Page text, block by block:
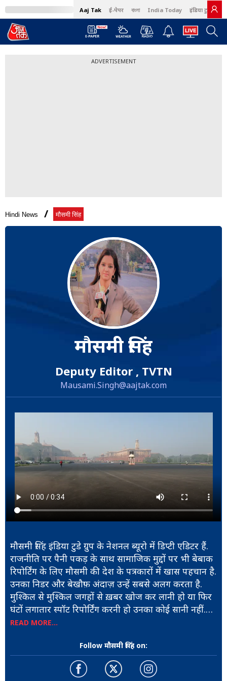
Aaj Tak ई-पेपर বাংলা India Today इंडिया टुडे हिंदी
ADVERTISEMENT
Hindi News मौसमी सिंह
मौसमी सिंह
Deputy Editor , TVTN
Mausami.Singh@aajtak.com
मौसमी सिंह इंडिया टुडे ग्रुप के नेशनल ब्यूरो में डिप्टी एडिटर हैं.
राजनीति पर पैनी पकड़ के साथ सामाजिक मुद्दों पर भी बेबाक
रिपोर्टिंग के लिए मौसमी की देश के पत्रकारों में खास पहचान है.
उनका निडर और बेखौफ़ अंदाज़ उन्हें सबसे अलग करता है.
मुश्किल से मुश्किल जगहों से ख़बर खोज कर लानी हो या फिर
घंटों लगातार स्पॉट रिपोर्टिंग करनी हो उनका कोई सानी नहीं.
चाहे वह थाईलैंड में केव रेस्क्यू ऑपरेशन हो या दक्षिण भारत में
पर रिपोर्टिंग, किसी भी चुनौती में डटी रह कर मौसमी
पत्रकारिता धर्म को निभाती रही हैं.
खोजी पत्रकारिता जैसी चैलेंजिंग फील्ड में भी मौसमी ने अपनी
READ MORE...
Follow मौसमी सिंह on: